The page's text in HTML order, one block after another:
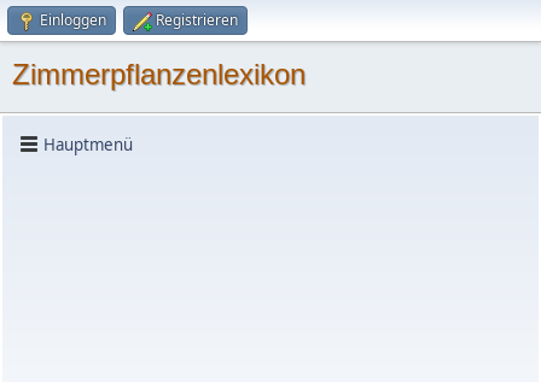
Einloggen Registrieren
Zimmerpflanzenlexikon
Hauptmenü